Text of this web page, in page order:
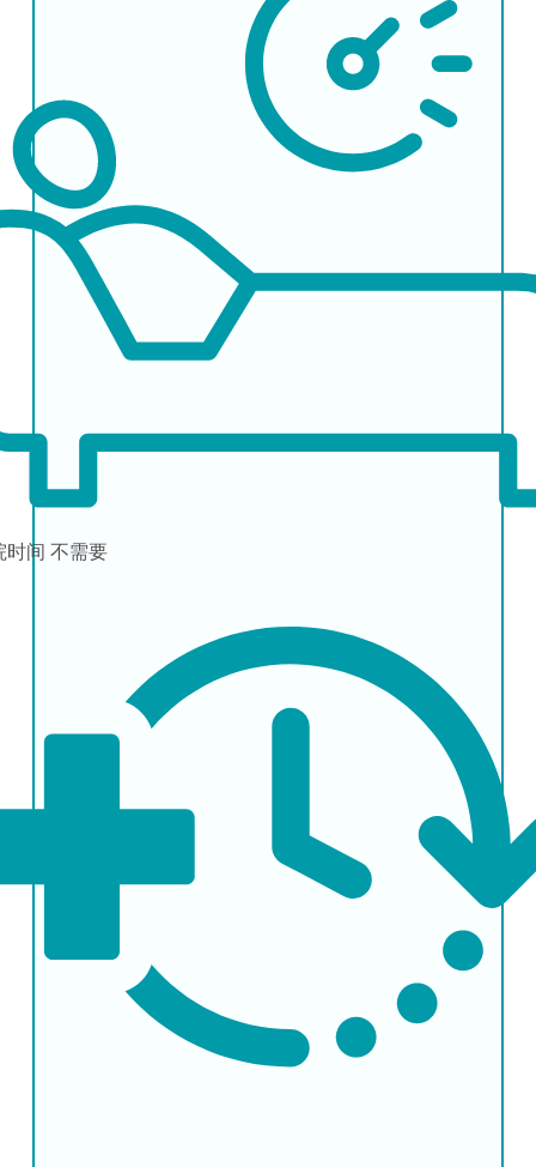
时间 不需要